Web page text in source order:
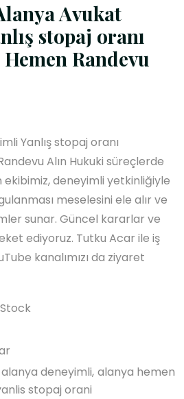
Avukat
stopaj oranı
Randevu
Yanlış stopaj oranı
Alın Hukuki süreçlerde
ekibimiz, deneyimli yetkinliğiyle
meselesini ele alır ve
sunar. Güncel kararlar ve
ediyoruz. Tutku Acar ile iş
kanalımızı da ziyaret
alanya deneyimli alanya hemen
stopaj orani